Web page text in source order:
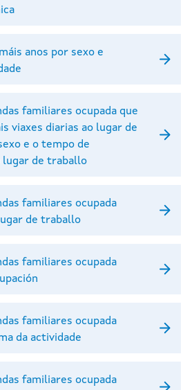
anos por sexo e
familiares ocupada que
viaxes diarias ao lugar de
e o tempo de
lugar de traballo
familiares ocupada
de traballo
familiares ocupada
familiares ocupada
da actividade
familiares ocupada